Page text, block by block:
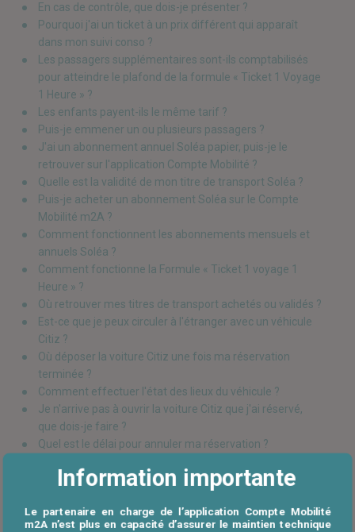
En cas de contrôle, que dois-je présenter ?
Pourquoi j'ai un ticket à un prix différent qui apparaît
dans mon suivi conso ?
Les passagers supplémentaires sont-ils comptabilisés
pour atteindre le plafond de la formule « Ticket 1 Voyage
1 Heure » ?
Les enfants payent-ils le même tarif ?
Puis-je emmener un ou plusieurs passagers ?
J'ai un abonnement annuel Soléa papier, puis-je le
retrouver sur l'application Compte Mobilité ?
Quelle est la validité de mon titre de transport Soléa ?
Puis-je acheter un abonnement Soléa sur le Compte
Mobilité m2A ?
Comment fonctionnent les abonnements mensuels et
annuels Soléa ?
Comment fonctionne la Formule « Ticket 1 voyage 1
Heure » ?
Où retrouver mes titres de transport achetés ou validés ?
Est-ce que je peux circuler à l'étranger avec un véhicule
Citiz ?
Où déposer la voiture Citiz une fois ma réservation
terminée ?
Comment effectuer l'état des lieux du véhicule ?
Je n'arrive pas à ouvrir la voiture Citiz que j'ai réservé,
que dois-je faire ?
Quel est le délai pour annuler ma réservation ?
le véhicule ?
l'utilisation d'une voiture Citiz ?
Le partenaire en charge de l’application Compte Mobilité
m2A n’est plus en capacité d’assurer le maintien technique
Information importante